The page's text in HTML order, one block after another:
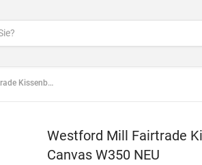
Canvas W350 NEU
Westford Mill Fairtrade
Canvas W350 NEU